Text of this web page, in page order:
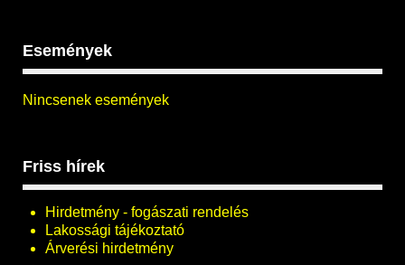
Események
Nincsenek események
Friss hírek
Hirdetmény - fogászati rendelés
Lakossági tájékoztató
Árverési hirdetmény